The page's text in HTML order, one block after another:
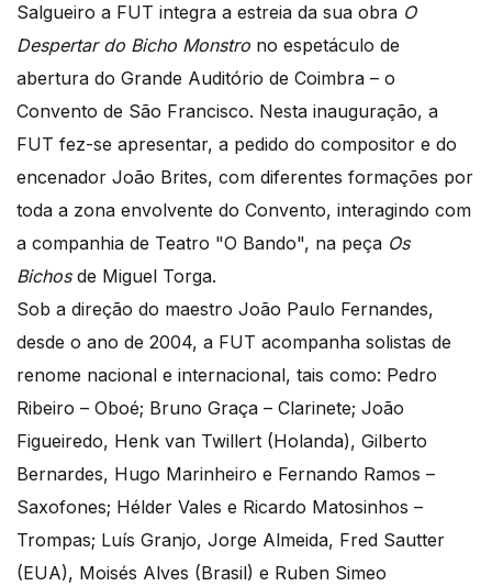
Salgueiro a FUT integra a estreia da sua obra O
Despertar do Bicho Monstro no espetáculo de
abertura do Grande Auditório de Coimbra – o
Convento de São Francisco. Nesta inauguração, a
FUT fez-se apresentar, a pedido do compositor e do
encenador João Brites, com diferentes formações por
toda a zona envolvente do Convento, interagindo com
a companhia de Teatro "O Bando", na peça Os
Bichos de Miguel Torga.
Sob a direção do maestro João Paulo Fernandes,
desde o ano de 2004, a FUT acompanha solistas de
renome nacional e internacional, tais como: Pedro
Ribeiro – Oboé; Bruno Graça – Clarinete; João
Figueiredo, Henk van Twillert (Holanda), Gilberto
Bernardes, Hugo Marinheiro e Fernando Ramos –
Saxofones; Hélder Vales e Ricardo Matosinhos –
Trompas; Luís Granjo, Jorge Almeida, Fred Sautter
(EUA), Moisés Alves (Brasil) e Ruben Simeo